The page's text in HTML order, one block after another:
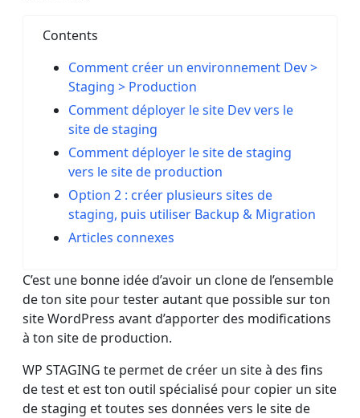
Contents
Comment créer un environnement Dev >
Staging > Production
Comment déployer le site Dev vers le
site de staging
Comment déployer le site de staging
vers le site de production
Option 2 : créer plusieurs sites de
staging, puis utiliser Backup & Migration
Articles connexes
C’est une bonne idée d’avoir un clone de l’ensemble
de ton site pour tester autant que possible sur ton
site WordPress avant d’apporter des modifications
à ton site de production.
WP STAGING te permet de créer un site à des fins
de test et est ton outil spécialisé pour copier un site
de staging et toutes ses données vers le site de